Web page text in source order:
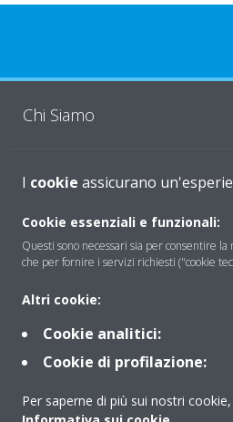
Chi Siamo
Soluzioni
Contattaci
Periodo di supporto definito
Politica di segnalazione e
Gruppo Daikin Europe
I cookie assicurano
Cookie essenziali e funzionali:
Questi sono necessari sia per consentire
che per fornire i servizi richiesti ("cookie
Altri cookie:
Cookie analitici:
Cookie di profilazione:
Per saperne di più sui nostri